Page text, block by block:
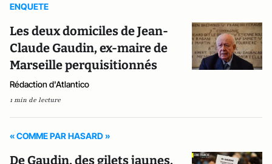
ENQUETE
Les deux domiciles de Jean-
Claude Gaudin, ex-maire de
Marseille perquisitionnés
Rédaction d'Atlantico
1 min de lecture
« COMME PAR HASARD »
De Gaudin, des gilets jaunes,